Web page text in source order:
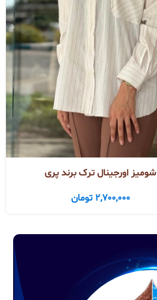
شومیز اورجینال ترک برند پری
2,700,000 تومان